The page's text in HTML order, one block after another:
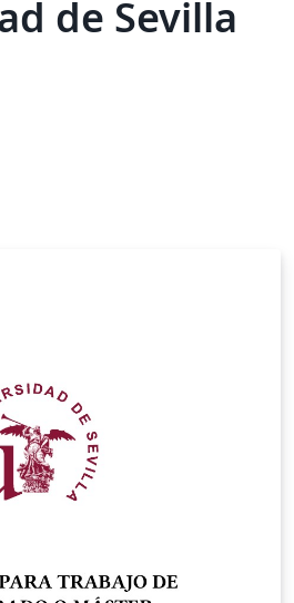
de Sevilla